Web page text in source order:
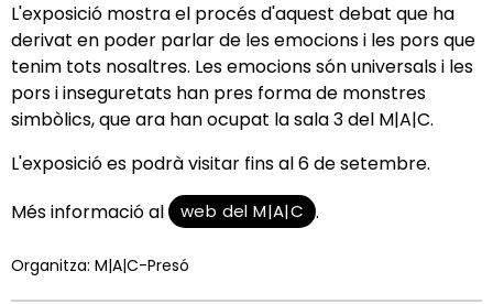
L'exposició mostra el procés d'aquest debat que ha
derivat en poder parlar de les emocions i les pors que
tenim tots nosaltres. Les emocions són universals i les
pors i inseguretats han pres forma de monstres
simbòlics, que ara han ocupat la sala 3 del M|A|C.
L'exposició es podrà visitar fins al 6 de setembre.
Més informació al
web del M|A|C .
Organitza: M|A|C-Presó